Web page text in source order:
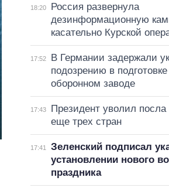
18:20
Россия развернула
дезинформационную
касательно Курской
17:52
В Германии задержали
подозрению в
оборонном заводе
17:43
Президент уволил
еще трех стран
17:41
Зеленский подписал
установлении нового
праздника